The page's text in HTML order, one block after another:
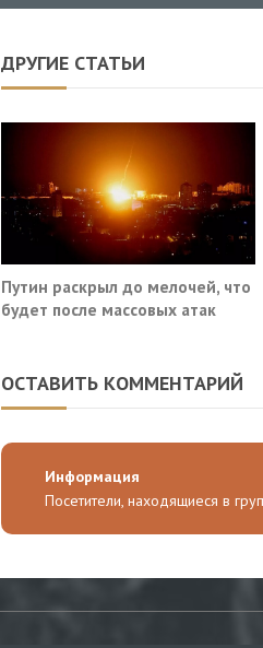
ДРУГИЕ СТАТЬИ
Путин раскрыл до мелочей, что
будет после массовых атак
ОСТАВИТЬ КОММЕНТАРИЙ
Информация
Посетители, находящиеся в